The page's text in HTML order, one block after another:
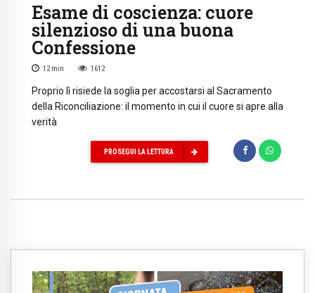
Esame di coscienza: cuore
silenzioso di una buona
Confessione
12 min 1612
Proprio lì risiede la soglia per accostarsi al Sacramento
della Riconciliazione: il momento in cui il cuore si apre alla
verità
PROSEGUI LA LETTURA